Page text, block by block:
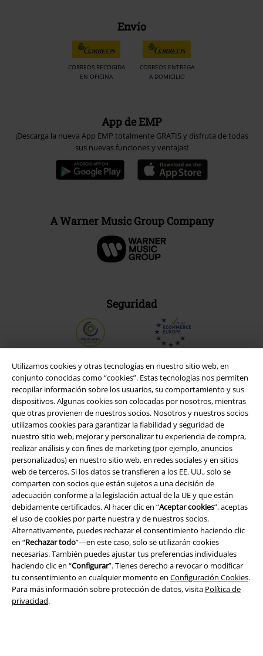
Utilizamos cookies y otras tecnologías en nuestro sitio web, en
conjunto conocidas como “cookies”. Estas tecnologías nos permiten
recopilar información sobre los usuarios, su comportamiento y sus
dispositivos. Algunas cookies son colocadas por nosotros, mientras
que otras provienen de nuestros socios. Nosotros y nuestros socios
utilizamos cookies para garantizar la fiabilidad y seguridad de
nuestro sitio web, mejorar y personalizar tu experiencia de compra,
realizar análisis y con fines de marketing (por ejemplo, anuncios
personalizados) en nuestro sitio web, en redes sociales y en sitios
web de terceros. Si los datos se transfieren a los EE. UU., solo se
comparten con socios que están sujetos a una decisión de
adecuación conforme a la legislación actual de la UE y que están
debidamente certificados. Al hacer clic en “Aceptar cookies”, aceptas
el uso de cookies por parte nuestra y de nuestros socios.
Alternativamente, puedes rechazar el consentimiento haciendo clic
en “Rechazar todo”—en este caso, solo se utilizarán cookies
necesarias. También puedes ajustar tus preferencias individuales
haciendo clic en “Configurar”. Tienes derecho a revocar o modificar
tu consentimiento en cualquier momento en Configuración Cookies.
Para más información sobre protección de datos, visita Política de
privacidad.
Envío
CORREOS RECOGIDA
EN OFICINA
CORREOS ENTREGA
A DOMICILIO
App de EMP
¡Descarga la nueva App EMP totalmente GRATIS y disfruta de todas
sus nuevas funciones y ventajas!
A Warner Music Group Company
Seguridad
Legal
Términos y Condiciones
Aviso Legal
Ley protección de datos
Eliminación de residuos y protección del medioambiente
Declaración de Conformidad